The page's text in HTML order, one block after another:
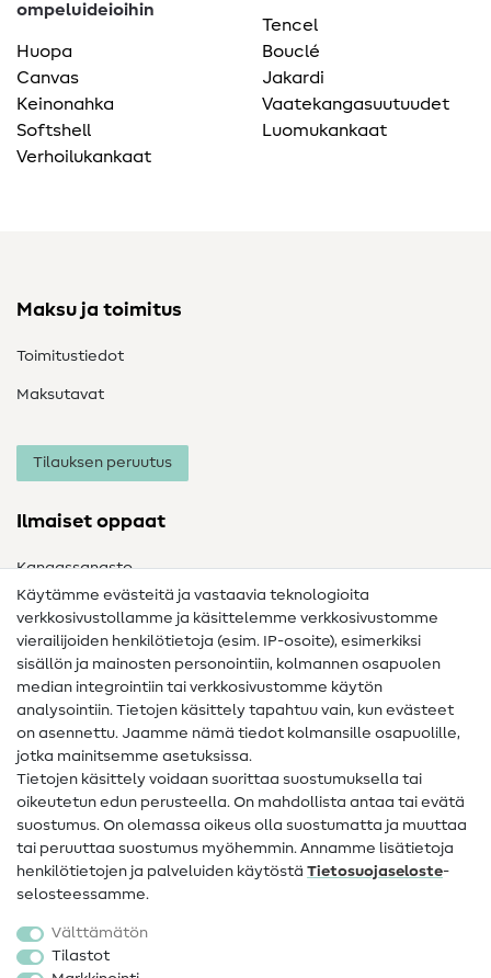
ompeluideioihin
Huopa
Canvas
Keinonahka
Softshell
Verhoilukankaat
Tencel
Bouclé
Jakardi
Vaatekangasuutuudet
Luomukankaat
Maksu ja toimitus
Toimitustiedot
Maksutavat
Tilauksen peruutus
Ilmaiset oppaat
Kangassanasto
Ompelusanasto
Ompeluohjeet
Apua ja yhteystiedot
Yhteystiedot
Tietoa omistajanvaihdoksesta
Peruutusoikeus
Suosittu
Kankaat
Käytämme evästeitä ja vastaavia teknologioita
verkkosivustollamme ja käsittelemme verkkosivustomme
vierailijoiden henkilötietoja (esim. IP-osoite), esimerkiksi
sisällön ja mainosten personointiin, kolmannen osapuolen
median integrointiin tai verkkosivustomme käytön
analysointiin. Tietojen käsittely tapahtuu vain, kun evästeet
on asennettu. Jaamme nämä tiedot kolmansille osapuolille,
jotka mainitsemme asetuksissa.
Tietojen käsittely voidaan suorittaa suostumuksella tai
oikeutetun edun perusteella. On mahdollista antaa tai evätä
suostumus. On olemassa oikeus olla suostumatta ja muuttaa
tai peruuttaa suostumus myöhemmin. Annamme lisätietoja
henkilötietojen ja palveluiden käytöstä Tietosuojaseloste-
selosteessamme.
Välttämätön
Tilastot